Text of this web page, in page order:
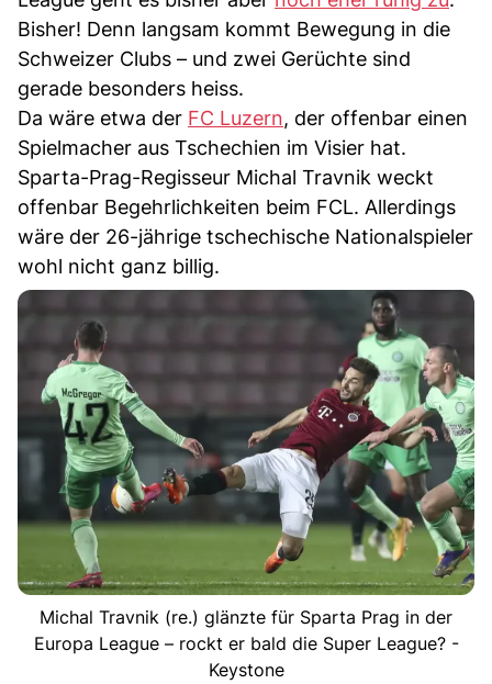
Bisher! Denn langsam kommt Bewegung in die
Schweizer Clubs – und zwei Gerüchte sind
gerade besonders heiss.
Da wäre etwa der FC Luzern, der offenbar einen
Spielmacher aus Tschechien im Visier hat.
Sparta-Prag-Regisseur Michal Travnik weckt
offenbar Begehrlichkeiten beim FCL. Allerdings
wäre der 26-jährige tschechische Nationalspieler
wohl nicht ganz billig.
Michal Travnik (re.) glänzte für Sparta Prag in der
Europa League – rockt er bald die Super League? -
Keystone